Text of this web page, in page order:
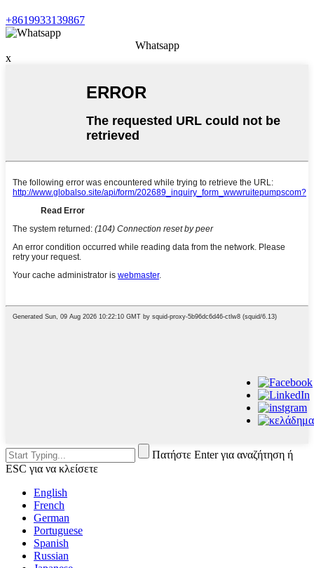
+8619933139867
Whatsapp
x
Πατήστε Enter για αναζήτηση ή
ESC για να κλείσετε
English
French
German
Portuguese
Spanish
Russian